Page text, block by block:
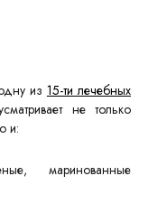
из 15-ти лечебных
не только
и:
маринованные